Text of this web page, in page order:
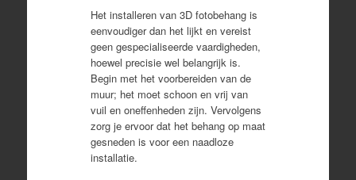
Het installeren van 3D fotobehang is
eenvoudiger dan het lijkt en vereist
geen gespecialiseerde vaardigheden,
hoewel precisie wel belangrijk is.
Begin met het voorbereiden van de
muur; het moet schoon en vrij van
vuil en oneffenheden zijn. Vervolgens
zorg je ervoor dat het behang op maat
gesneden is voor een naadloze
installatie.